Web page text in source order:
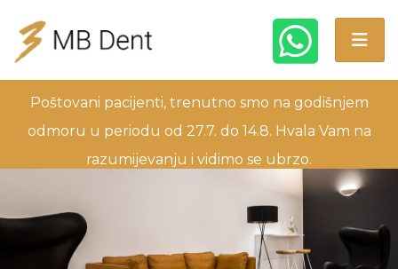
Poštovani pacijenti, trenutno smo na godišnjem
odmoru u periodu od 27.7. do 14.8. Hvala Vam na
razumijevanju i vidimo se ubrzo.